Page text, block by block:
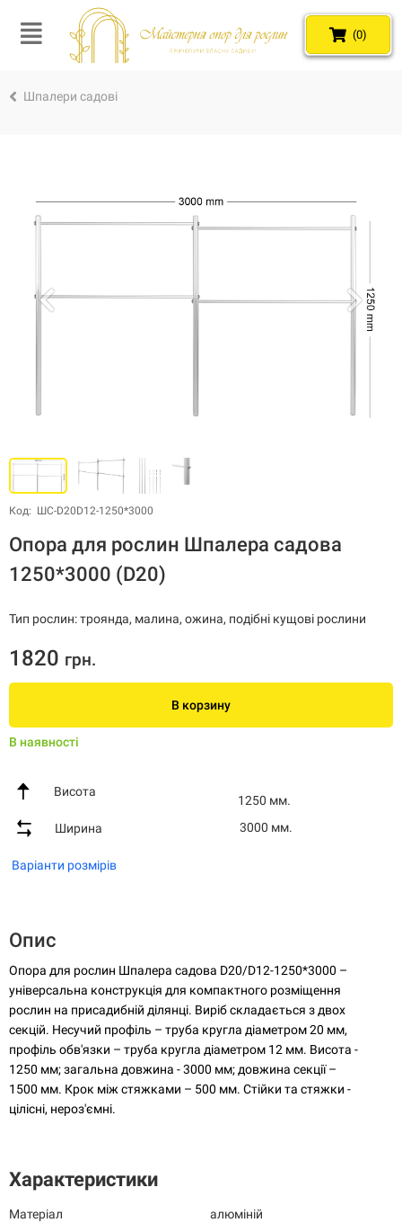
(0)
Шпалери садові
Код: ШС-D20D12-1250*3000
Опора для рослин Шпалера садова
1250*3000 (D20)
Тип рослин: троянда, малина, ожина, подібні кущові рослини
1820 грн.
В корзину
В наявності
Висота
1250 мм.
Ширина
3000 мм.
Варіанти розмірів
Опис
Опора для рослин Шпалера садова D20/D12-1250*3000 –
універсальна конструкція для компактного розміщення
рослин на присадибній ділянці. Виріб складається з двох
секцій. Несучий профіль – труба кругла діаметром 20 мм,
профіль обв'язки – труба кругла діаметром 12 мм. Висота -
1250 мм; загальна довжина - 3000 мм; довжина секції –
1500 мм. Крок між стяжками – 500 мм. Стійки та стяжки -
цілісні, нероз'ємні.
Характеристики
Матеріал алюміній